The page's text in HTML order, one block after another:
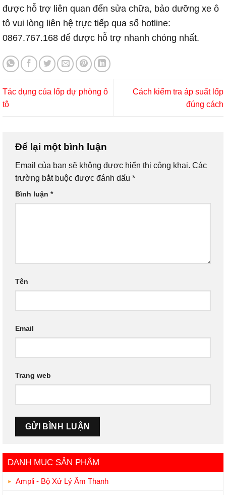
DANH MỤC SẢN PHẨM
Ampli - Bộ Xử Lý Âm Thanh
được hỗ trợ liên quan đến sửa chữa, bảo dưỡng xe ô
tô vui lòng liên hệ trực tiếp qua số hotline:
0867.767.168 để được hỗ trợ nhanh chóng nhất.
Tác dụng của lốp dự phòng ô
tô
Cách kiểm tra áp suất lốp
đúng cách
Để lại một bình luận
Email của bạn sẽ không được hiển thị công khai. Các
trường bắt buộc được đánh dấu *
Bình luận *
Tên
Email
Trang web